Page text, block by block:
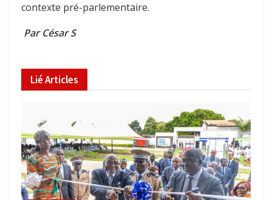
contexte pré-parlementaire.
Par César S
LiéArticles